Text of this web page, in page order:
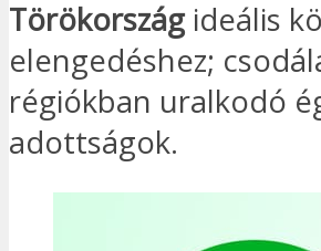
Törökországideális
elengedéshez;
régiókban uralkodó
adottságok.